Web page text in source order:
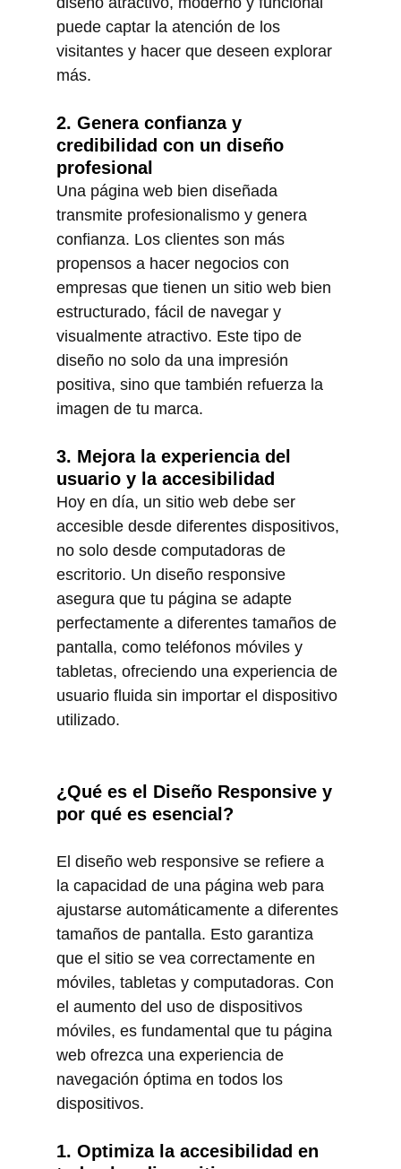
puede captar la atención de los
visitantes y hacer que deseen explorar
más.
2. Genera confianza y
credibilidad con un diseño
profesional
Una página web bien diseñada
transmite profesionalismo y genera
confianza. Los clientes son más
propensos a hacer negocios con
empresas que tienen un sitio web bien
estructurado, fácil de navegar y
visualmente atractivo. Este tipo de
diseño no solo da una impresión
positiva, sino que también refuerza la
imagen de tu marca.
3. Mejora la experiencia del
usuario y la accesibilidad
Hoy en día, un sitio web debe ser
accesible desde diferentes dispositivos,
no solo desde computadoras de
escritorio. Un diseño responsive
asegura que tu página se adapte
perfectamente a diferentes tamaños de
pantalla, como teléfonos móviles y
tabletas, ofreciendo una experiencia de
usuario fluida sin importar el dispositivo
utilizado.
¿Qué es el Diseño Responsive y
por qué es esencial?
El diseño web responsive se refiere a
la capacidad de una página web para
ajustarse automáticamente a diferentes
tamaños de pantalla. Esto garantiza
que el sitio se vea correctamente en
móviles, tabletas y computadoras. Con
el aumento del uso de dispositivos
móviles, es fundamental que tu página
web ofrezca una experiencia de
navegación óptima en todos los
dispositivos.
1. Optimiza la accesibilidad en